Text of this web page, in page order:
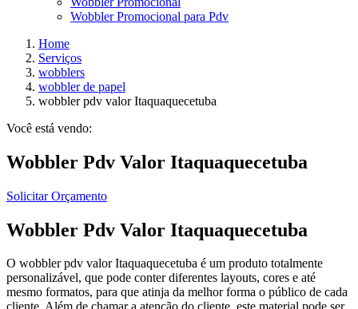
Wobbler Promocional para Pdv
Home
Serviços
wobblers
wobbler de papel
wobbler pdv valor Itaquaquecetuba
Você está vendo:
Wobbler Pdv Valor Itaquaquecetuba
Solicitar Orçamento
Wobbler Pdv Valor Itaquaquecetuba
O wobbler pdv valor Itaquaquecetuba é um produto totalmente
personalizável, que pode conter diferentes layouts, cores e até
mesmo formatos, para que atinja da melhor forma o público de cada